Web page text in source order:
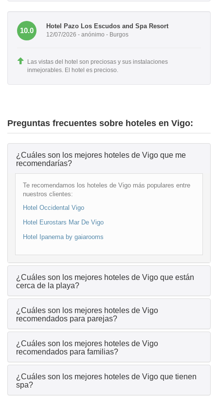
10.0
Hotel Pazo Los Escudos and Spa Resort
12/07/2026 - anónimo - Burgos
Las vistas del hotel son preciosas y sus instalaciones
inmejorables. El hotel es precioso.
Preguntas frecuentes sobre hoteles en Vigo:
¿Cuáles son los mejores hoteles de Vigo que me
recomendarías?
Te recomendamos los hoteles de Vigo más populares entre
nuestros clientes:
Hotel Occidental Vigo
Hotel Eurostars Mar De Vigo
Hotel Ipanema by gaiarooms
¿Cuáles son los mejores hoteles de Vigo que están
cerca de la playa?
¿Cuáles son los mejores hoteles de Vigo
recomendados para parejas?
¿Cuáles son los mejores hoteles de Vigo
recomendados para familias?
¿Cuáles son los mejores hoteles de Vigo que tienen
spa?